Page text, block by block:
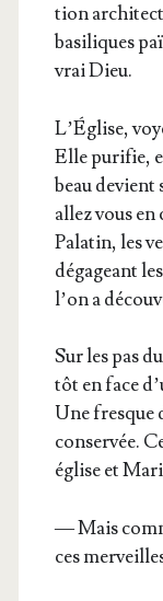
tion
basi­liques
vrai Dieu.
L’Église,
Elle puri­fie,
beau devient
allez vous
Pala­tin, les
déga­geant
l’on a
Sur les pas
tôt en face
Une fresque
conser­vée.
église et
— Mais
ces